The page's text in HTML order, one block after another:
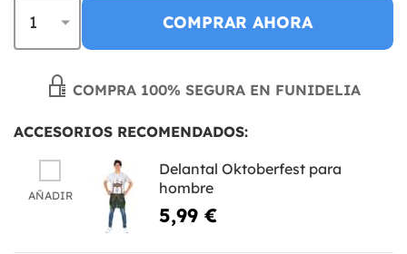
COMPRAR AHORA
COMPRA 100% SEGURA EN FUNIDELIA
ACCESORIOS RECOMENDADOS:
AÑADIR
Delantal Oktoberfest para
hombre
5,99 €